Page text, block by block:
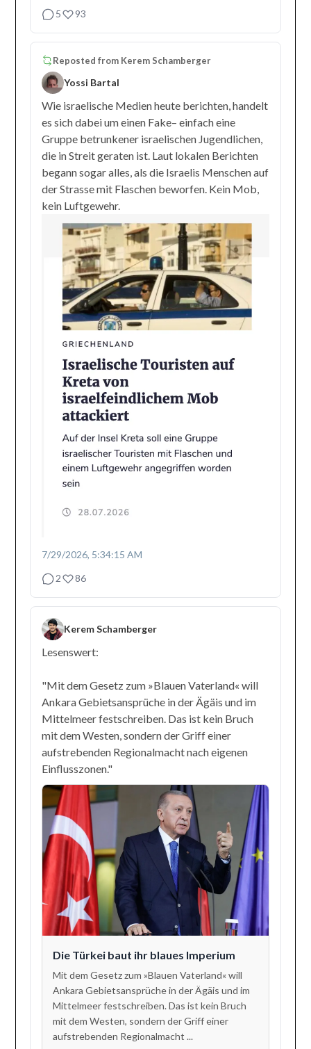
5
93
Reposted from Kerem Schamberger
Yossi Bartal
Wie israelische Medien heute berichten, handelt
es sich dabei um einen Fake– einfach eine
Gruppe betrunkener israelischen Jugendlichen,
die in Streit geraten ist. Laut lokalen Berichten
begann sogar alles, als die Israelis Menschen auf
der Strasse mit Flaschen beworfen. Kein Mob,
kein Luftgewehr.
7/29/2026, 5:34:15 AM
2
86
Kerem Schamberger
Lesenswert:
"Mit dem Gesetz zum »Blauen Vaterland« will
Ankara Gebietsansprüche in der Ägäis und im
Mittelmeer festschreiben. Das ist kein Bruch
mit dem Westen, sondern der Griff einer
aufstrebenden Regionalmacht nach eigenen
Einflusszonen."
Die Türkei baut ihr blaues Imperium
Mit dem Gesetz zum »Blauen Vaterland« will
Ankara Gebietsansprüche in der Ägäis und im
Mittelmeer festschreiben. Das ist kein Bruch
mit dem Westen, sondern der Griff einer
aufstrebenden Regionalmacht ...